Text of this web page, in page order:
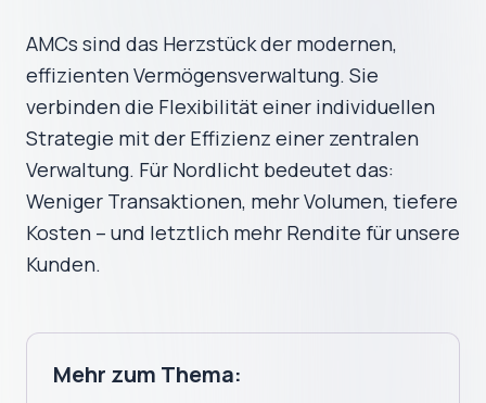
AMCs sind das Herzstück der modernen,
effizienten Vermögensverwaltung. Sie
verbinden die Flexibilität einer individuellen
Strategie mit der Effizienz einer zentralen
Verwaltung. Für Nordlicht bedeutet das:
Weniger Transaktionen, mehr Volumen, tiefere
Kosten – und letztlich mehr Rendite für unsere
Kunden.
Mehr zum Thema: